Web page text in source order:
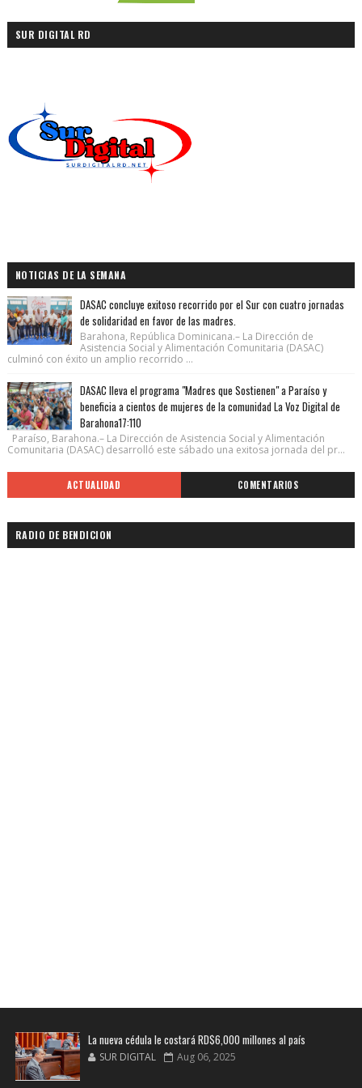
SUR DIGITAL RD
NOTICIAS DE LA SEMANA
DASAC concluye exitoso recorrido por el Sur con cuatro jornadas
de solidaridad en favor de las madres.
Barahona, República Dominicana.– La Dirección de
Asistencia Social y Alimentación Comunitaria (DASAC)
culminó con éxito un amplio recorrido ...
DASAC lleva el programa "Madres que Sostienen" a Paraíso y
beneficia a cientos de mujeres de la comunidad La Voz Digital de
Barahona17:110
Paraíso, Barahona.– La Dirección de Asistencia Social y Alimentación
Comunitaria (DASAC) desarrolló este sábado una exitosa jornada del pr...
ACTUALIDAD COMENTARIOS
RADIO DE BENDICION
La nueva cédula le costará RD$6,000 millones al país
SUR DIGITAL Aug 06, 2025